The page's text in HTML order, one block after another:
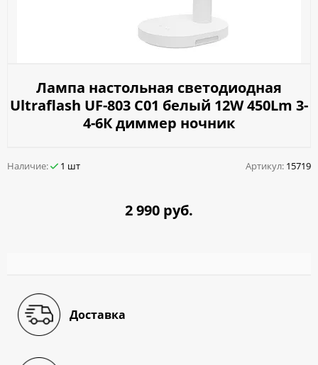
Лампа настольная светодиодная
Ultraflash UF-803 С01 белый 12W 450Lm 3-
4-6К диммер ночник
Наличие: 1 шт Артикул: 15719
2 990 руб.
Доставка